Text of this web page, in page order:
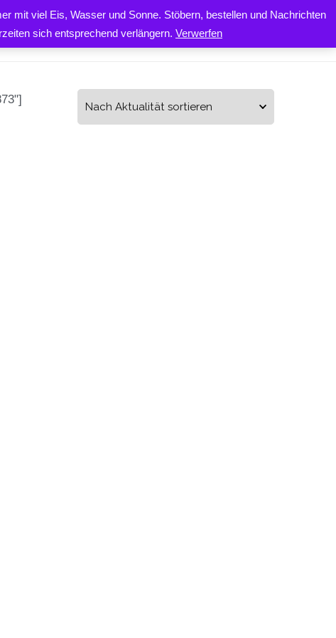
mit viel Eis, Wasser und Sonne. Stöbern, bestellen und Nachrichten
sich entsprechend verlängern. Verwerfen
KONTAKT